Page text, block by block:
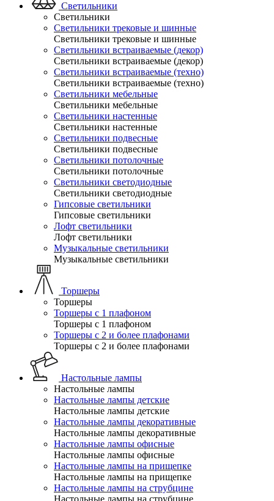
Светильники
Светильники
Светильники трековые и шинные
Светильники трековые и шинные
Светильники встраиваемые (декор)
Светильники встраиваемые (декор)
Светильники встраиваемые (техно)
Светильники встраиваемые (техно)
Светильники мебельные
Светильники мебельные
Светильники настенные
Светильники настенные
Светильники подвесные
Светильники подвесные
Светильники потолочные
Светильники потолочные
Светильники светодиодные
Светильники светодиодные
Гипсовые светильники
Гипсовые светильники
Лофт светильники
Лофт светильники
Музыкальные светильники
Музыкальные светильники
Торшеры
Торшеры
Торшеры с 1 плафоном
Торшеры с 1 плафоном
Торшеры с 2 и более плафонами
Торшеры с 2 и более плафонами
Настольные лампы
Настольные лампы
Настольные лампы детские
Настольные лампы детские
Настольные лампы декоративные
Настольные лампы декоративные
Настольные лампы офисные
Настольные лампы офисные
Настольные лампы на прищепке
Настольные лампы на прищепке
Настольные лампы на струбцине
Настольные лампы на струбцине